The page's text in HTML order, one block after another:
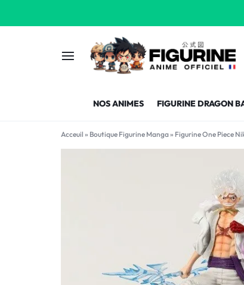
FRANCE
FRANCE
NOS ANIMES FIGURINE DRAGON
Acceuil » Boutique Figurine Manga» Figurine One Piece